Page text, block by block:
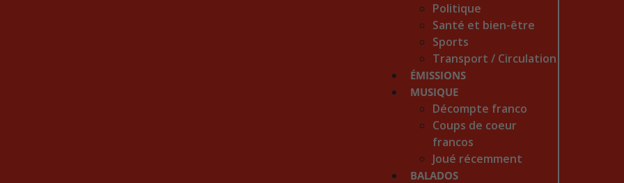
Politique
Santé et bien-être
Sports
Transport / Circulation
ÉMISSIONS
MUSIQUE
Décompte franco
Coups de coeur
francos
Joué récemment
BALADOS